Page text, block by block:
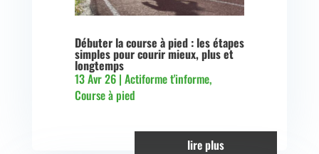
Débuter la course à pied : les étapes
simples pour courir mieux, plus et
longtemps
13 Avr 26| Actiforme t'informe,
Course à pied
lire plus